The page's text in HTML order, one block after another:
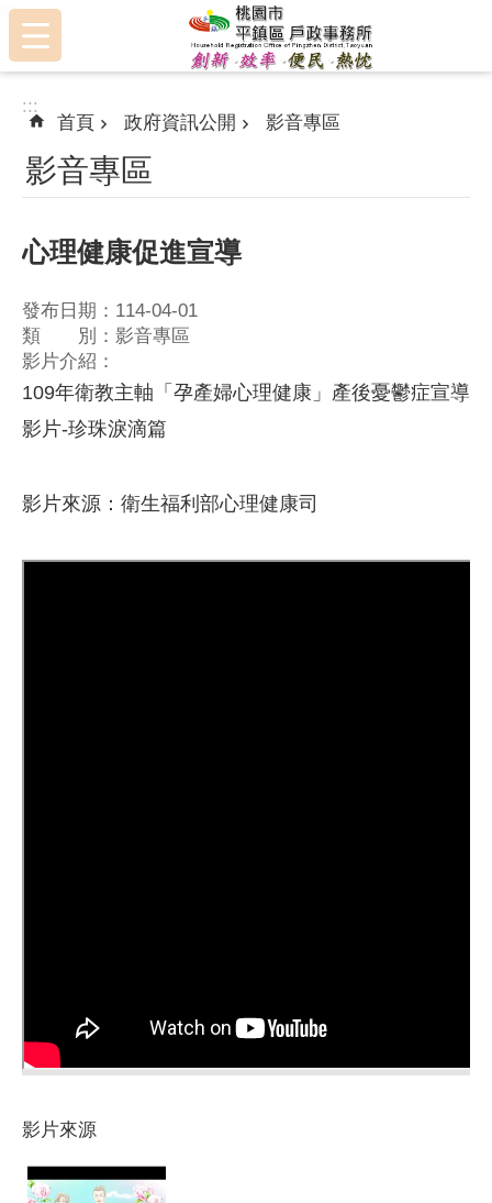
跳到主要內容區塊
:::
:::
首頁 政府資訊公開 影音專區
影音專區
心理健康促進宣導
發布日期：114-04-01
類 別：影音專區
影片介紹：
109年衛教主軸「孕產婦心理健康」產後憂鬱症宣導
影片-珍珠淚滴篇
影片來源：衛生福利部心理健康司
影片來源